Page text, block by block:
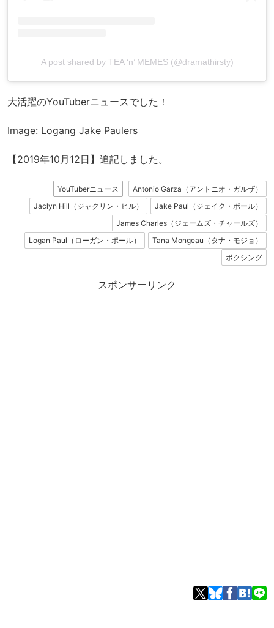
A post shared by TEA ‘n’ MEMES (@dramathirsty)
大活躍のYouTuberニュースでした！
Image: Logang Jake Paulers
【2019年10月12日】追記しました。
YouTuberニュース
Antonio Garza（アントニオ・ガルザ）
Jaclyn Hill（ジャクリン・ヒル）
Jake Paul（ジェイク・ポール）
James Charles（ジェームズ・チャールズ）
Logan Paul（ローガン・ポール）
Tana Mongeau（タナ・モジョ）
ボクシング
スポンサーリンク